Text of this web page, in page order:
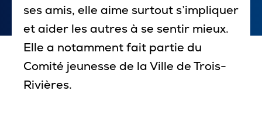
Services à la population
Stages et emplois pour étudiants
Communications
ses amis, elle aime surtout s’impliquer
et aider les autres à se sentir mieux.
Elle a notamment fait partie du
Comité jeunesse de la Ville de Trois-
Rivières.